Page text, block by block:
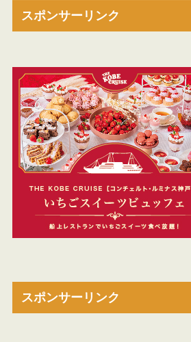
スポンサーリンク
スポンサーリンク